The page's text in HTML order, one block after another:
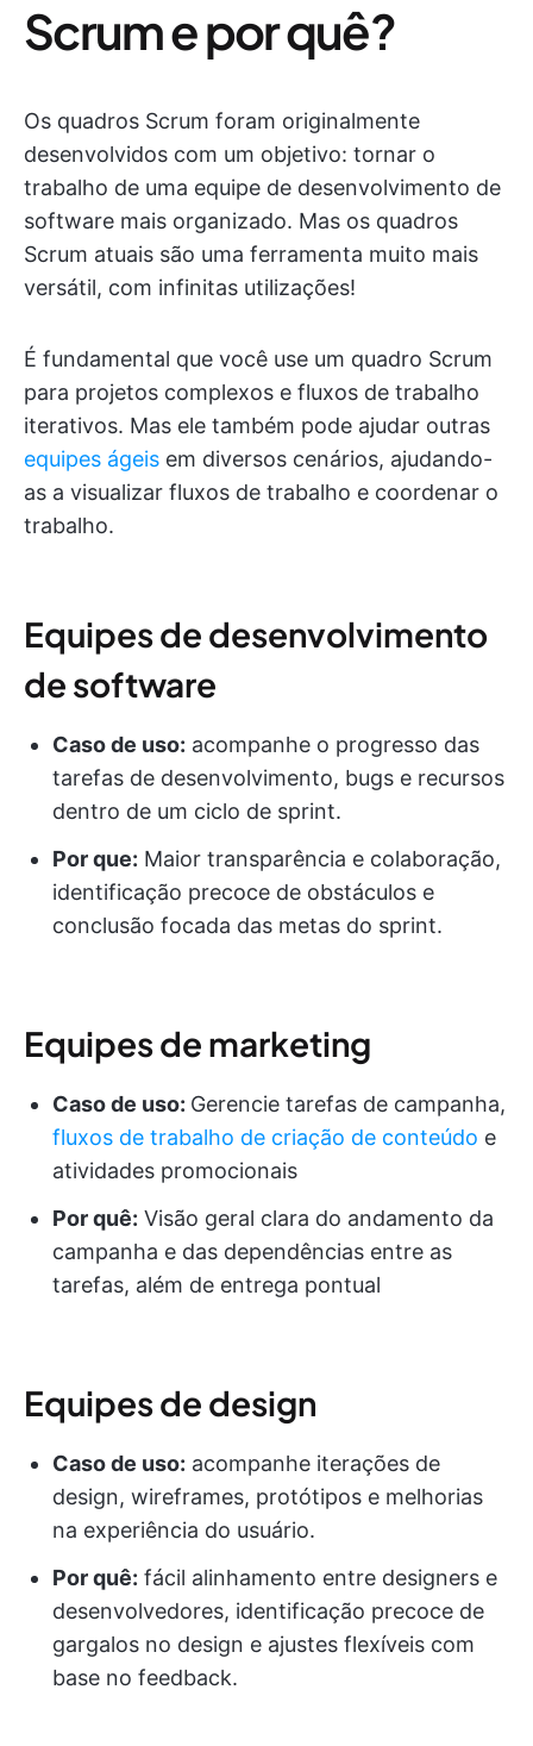
Scrum e por quê?
Os quadros Scrum foram originalmente
desenvolvidos com um objetivo: tornar o
trabalho de uma equipe de desenvolvimento de
software mais organizado. Mas os quadros
Scrum atuais são uma ferramenta muito mais
versátil, com infinitas utilizações!
É fundamental que você use um quadro Scrum
para projetos complexos e fluxos de trabalho
iterativos. Mas ele também pode ajudar outras
equipes ágeis em diversos cenários, ajudando-
as a visualizar fluxos de trabalho e coordenar o
trabalho.
Equipes de desenvolvimento
de software
Caso de uso: acompanhe o progresso das
tarefas de desenvolvimento, bugs e recursos
dentro de um ciclo de sprint.
Por que: Maior transparência e colaboração,
identificação precoce de obstáculos e
conclusão focada das metas do sprint.
Equipes de marketing
Caso de uso: Gerencie tarefas de campanha,
fluxos de trabalho de criação de conteúdo e
atividades promocionais
Por quê: Visão geral clara do andamento da
campanha e das dependências entre as
tarefas, além de entrega pontual
Equipes de design
Caso de uso: acompanhe iterações de
design, wireframes, protótipos e melhorias
na experiência do usuário.
Por quê: fácil alinhamento entre designers e
desenvolvedores, identificação precoce de
gargalos no design e ajustes flexíveis com
base no feedback.